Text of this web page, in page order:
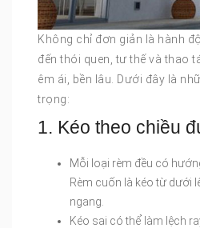
Không chỉ đơn giản là hành
đến thói quen, tư thế và thao
êm ái, bền lâu. Dưới đây là
trọng:
1. Kéo theo chiều
Mỗi loại rèm đều có
Rèm cuốn là kéo từ dưới
ngang.
Kéo sai có thể làm lệch